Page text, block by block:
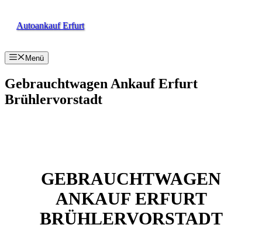
InhaltAutoankauf Erfurt
Menü
Gebrauchtwagen Ankauf Erfurt
Brühlervorstadt
GEBRAUCHTWAGEN
ANKAUF ERFURT
BRÜHLERVORSTADT